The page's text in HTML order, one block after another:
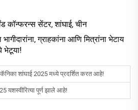
कॉन्फरन्स सेंटर, शांघाई, चीन
ग्राहकांना आणि मित्रांना भेटाय
भेटूया!
शांघाई 2025 मध्ये प्रदर्शित करत आहे!
यशस्वीरित्या पूर्ण झाले आहे!